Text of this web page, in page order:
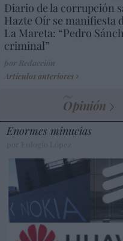
Diario de la corrupción
Hazte Oír se manifiesta
La Mareta: “Pedro
criminal”
Artículos anteriores
Opinión
Enormes minucias